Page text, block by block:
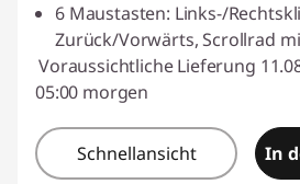
6 Maustasten: Links-/
Zurück/Vorwärts, Scrollrad
Voraussichtliche Lieferung
05:00 morgen
Schnellansicht In